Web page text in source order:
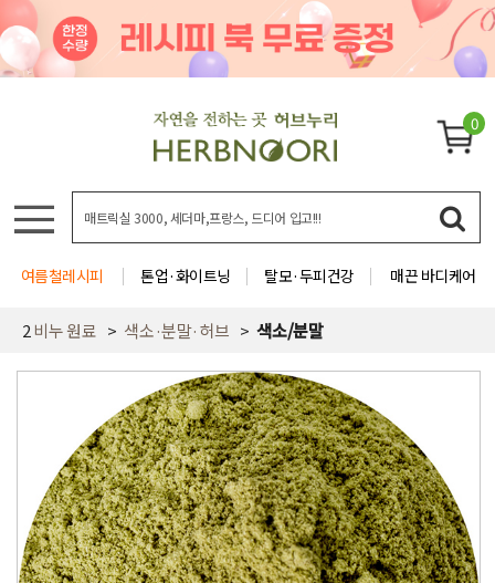
0
여름철레시피 톤업·화이트닝 탈모·두피건강 매끈 바디케어
2비누 원료 색소·분말·허브 색소/분말